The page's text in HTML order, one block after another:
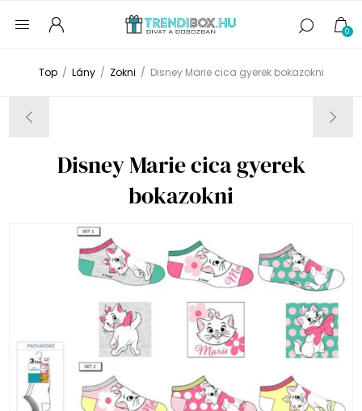
0
Top / Lány / Zokni / Disney Marie cica gyerek bokazokni
Disney Marie cica gyerek
bokazokni